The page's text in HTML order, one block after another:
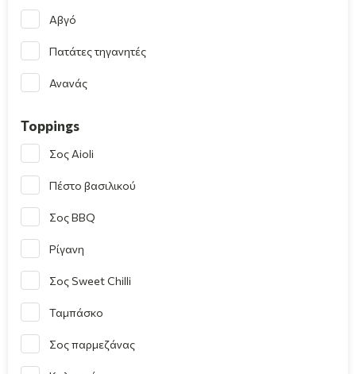
Αβγό
Πατάτες τηγανητές
Ανανάς
Toppings
Σος Aioli
Πέστο βασιλικού
Σος BBQ
Ρίγανη
Σος Sweet Chilli
Ταμπάσκο
Σος παρμεζάνας